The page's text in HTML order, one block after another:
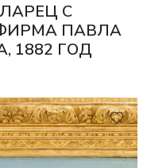
С
ПАВЛА
1882 ГОД